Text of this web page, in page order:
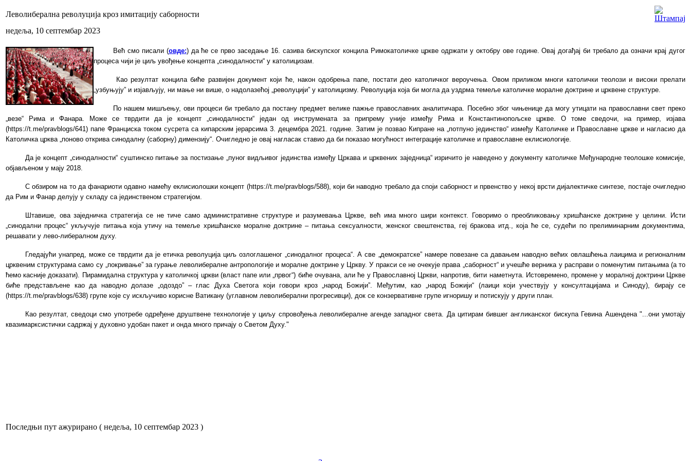
Леволиберална револуција кроз имитацију саборности
недеља, 10 септембар 2023
Већ смо писали (овде:) да ће се прво заседање 16. сазива бискупског концила Римокатоличке цркве одржати у октобру ове године. Овај догађај би требало да означи крај дугог
процеса чији је циљ увођење концепта „синодалности“ у католицизам.
Као резултат концила биће развијен документ који ће, након одобрења папе, постати део католичког вероучења. Овом приликом многи католички теолози и високи прелати
„узбуњују” и изјављују, ни мање ни више, о надолазећој „револуцији” у католицизму. Револуција која би могла да уздрма темеље католичке моралне доктрине и црквене структуре.
По нашем мишљењу, ови процеси би требало да постану предмет велике пажње православних аналитичара. Посебно због чињенице да могу утицати на православни свет преко
„везе“ Рима и Фанара. Може се тврдити да је концепт „синодалности“ један од инструмената за припрему уније између Рима и Константинопољске цркве. О томе сведочи, на пример, изјава
(https://t.me/pravblogs/641) папе Франциска током сусрета са кипарским јерарсима 3. децембра 2021. године. Затим је позвао Кипране на „потпуно јединство“ између Католичке и Православне цркве и нагласио да
Католичка црква „поново открива синодалну (саборну) димензију“. Очигледно је овај нагласак ставио да би показао могућност интеграције католичке и православне еклисиологије.
Да је концепт „синодалности“ суштинско питање за постизање „пуног видљивог јединства између Цркава и црквених заједница“ изричито је наведено у документу католичке Међународне теолошке комисије,
објављеном у мају 2018.
С обзиром на то да фанариоти одавно намећу еклисиолошки концепт (https://t.me/pravblogs/588), који би наводно требало да споји саборност и првенство у некој врсти дијалектичке синтезе, постаје очигледно
да Рим и Фанар делују у складу са јединственом стратегијом.
Штавише, ова заједничка стратегија се не тиче само административне структуре и разумевања Цркве, већ има много шири контекст. Говоримо о преобликовању хришћанске доктрине у целини. Исти
„синодални процес“ укључује питања која утичу на темеље хришћанске моралне доктрине – питања сексуалности, женског свештенства, геј бракова итд., која ће се, судећи по прелиминарним документима,
решавати у лево-либералном духу.
Гледајући унапред, може се тврдити да је етичка револуција циљ озлоглашеног „синодалног процеса“. А све „демократске” намере повезане са давањем наводно већих овлашћења лаицима и регионалним
црквеним структурама само су „покривање” за гурање леволибералне антропологије и моралне доктрине у Цркву. У пракси се не очекује права „саборност“ и учешће верника у расправи о поменутим питањима (а то
ћемо касније доказати). Пирамидална структура у католичкој цркви (власт папе или „првог“) биће очувана, али ће у Православној Цркви, напротив, бити наметнута. Истовремено, промене у моралној доктрини Цркве
биће представљене као да наводно долазе „одоздо” – глас Духа Светога који говори кроз „народ Божији”. Међутим, као „народ Божији“ (лаици који учествују у консултацијама и Синоду), бирају се
(https://t.me/pravblogs/638) групе које су искључиво корисне Ватикану (углавном леволиберални прогресивци), док се конзервативне групе игноришу и потискују у други план.
Као резултат, сведоци смо употребе одређене друштвене технологије у циљу спровођења леволибералне агенде западног света. Да цитирам бившег англиканског бискупа Гевина Ашендена "...они умотају
квазимарксистички садржај у духовно удобан пакет и онда много причају о Светом Духу."
Последњи пут ажурирано ( недеља, 10 септембар 2023 )